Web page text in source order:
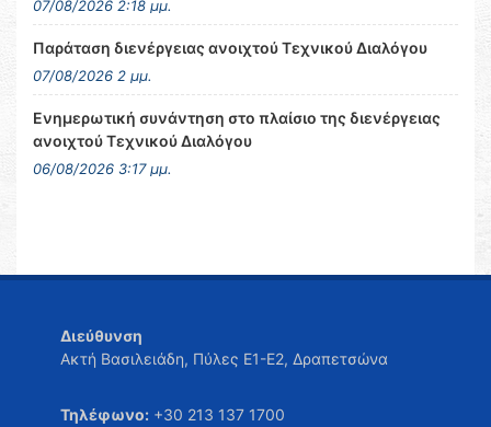
07/08/2026 2:18 μμ.
Παράταση διενέργειας ανοιχτού Τεχνικού Διαλόγου
07/08/2026 2 μμ.
Ενημερωτική συνάντηση στο πλαίσιο της διενέργειας
ανοιχτού Τεχνικού Διαλόγου
06/08/2026 3:17 μμ.
Διεύθυνση
Ακτή Βασιλειάδη, Πύλες Ε1-Ε2, Δραπετσώνα
Τηλέφωνο: +30 213 137 1700